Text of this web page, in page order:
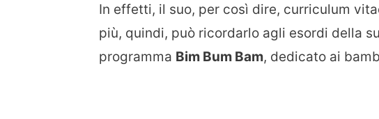
In effetti, il suo, per così dire, curriculum
più, quindi, può ricordarlo agli esordi della
programma Bim Bum Bam, dedicato ai